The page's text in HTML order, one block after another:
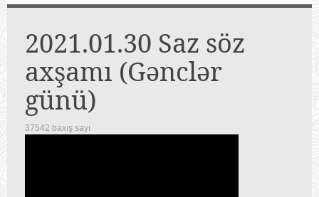
2021.01.30 Saz söz
axşamı (Gənclər
günü)
37542 baxış sayı